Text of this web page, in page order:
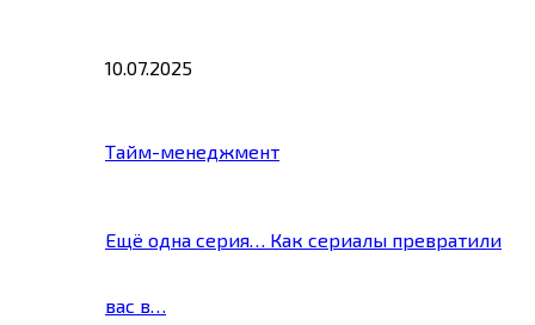
10.07.2025
Тайм-менеджмент
Ещё одна серия… Как сериалы превратили
вас в…